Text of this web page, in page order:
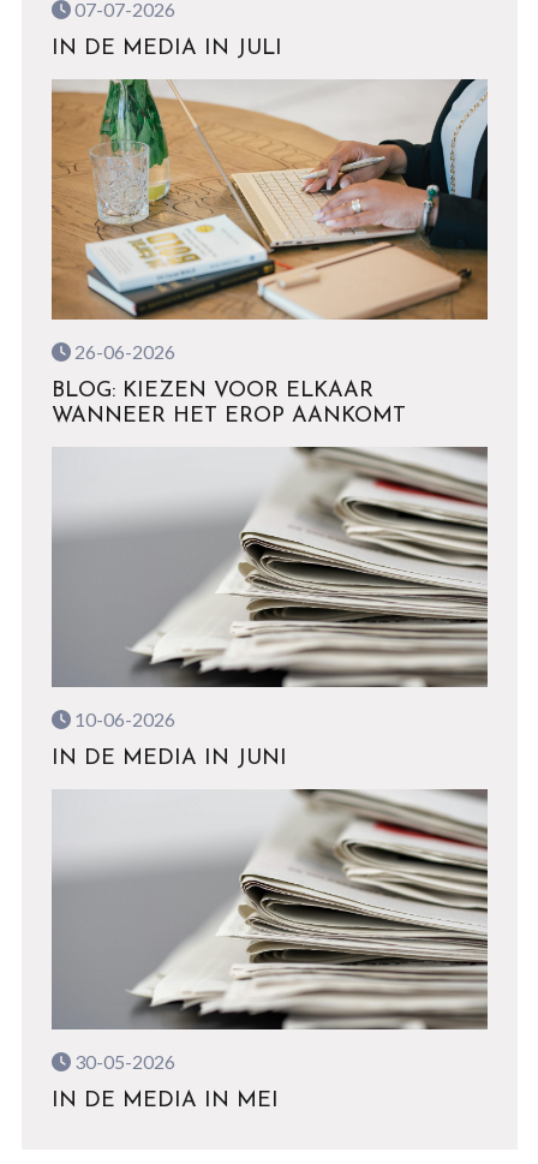
07-07-2026
IN DE MEDIA IN JULI
26-06-2026
BLOG: KIEZEN VOOR ELKAAR
WANNEER HET EROP AANKOMT
10-06-2026
IN DE MEDIA IN JUNI
30-05-2026
IN DE MEDIA IN MEI